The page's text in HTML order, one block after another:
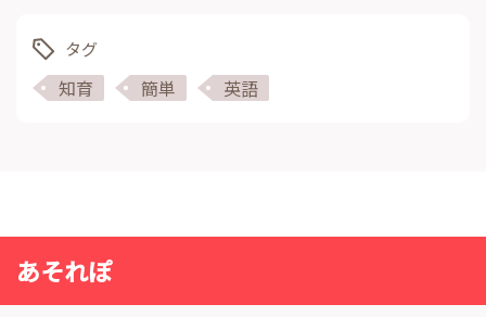
タグ
知育 簡単 英語
あそれぽ